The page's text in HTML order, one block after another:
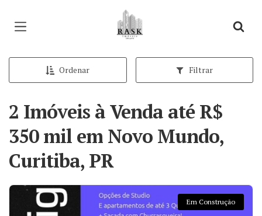
Página inicial
Ordenar Filtrar
2 Imóveis à Venda até R$
350 mil em Novo Mundo,
Curitiba, PR
Em Construção